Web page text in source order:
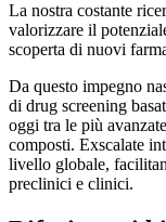
La nostra costante
valorizzare il
scoperta di nuovi
Da questo impegno
di drug screening
oggi tra le più
composti. Exscalate
livello globale,
preclinici e clinici.